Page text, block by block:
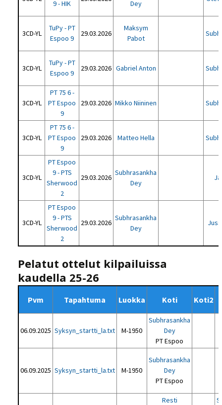
9 - HIK Dey
3CD-YL
TuPy - PT
Espoo 9
29.03.2026
Maksym
Pabot
3CD-YL
TuPy - PT
Espoo 9
29.03.2026 Gabriel Anton
3CD-YL
PT 75 6 -
PT Espoo
9
29.03.2026 Mikko Niininen
3CD-YL
PT 75 6 -
PT Espoo
9
29.03.2026 Matteo Hella
3CD-YL
PT Espoo
9 - PTS
Sherwood
2
29.03.2026
Subhrasankha
Dey
3CD-YL
PT Espoo
9 - PTS
Sherwood
2
29.03.2026
Subhrasankha
Dey
Pelatut ottelut kilpailuissa
kaudella 25-26
Pvm Tapahtuma Luokka Koti Koti2
06.09.2025 Syksyn_startti_la.txt M-1950
Subhrasankha
Dey
PT Espoo
06.09.2025 Syksyn_startti_la.txt M-1950
Subhrasankha
Dey
PT Espoo
Resti